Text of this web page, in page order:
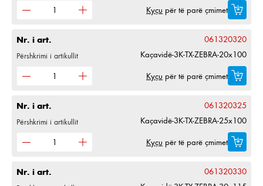
Kyçu për të parë çmimet
Nr. i art. 061320320
Përshkrimi i artikullit Kaçavidë-3K-TX-ZEBRA-20x100
Kyçu për të parë çmimet
Nr. i art. 061320325
Përshkrimi i artikullit Kaçavidë-3K-TX-ZEBRA-25x100
Kyçu për të parë çmimet
Nr. i art. 061320330